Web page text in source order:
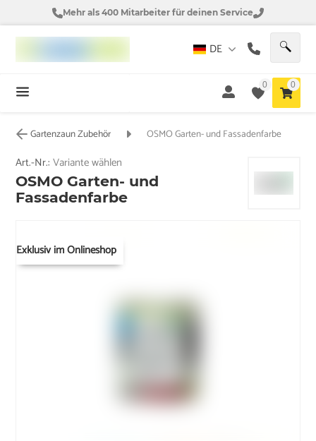
Mehr als 400 Mitarbeiter für deinen Service
DE
0 0
Gartenzaun Zubehör OSMO Garten- und Fassadenfarbe
Exklusiv im Onlineshop
Art.-Nr.:Variante wählen
OSMO Garten- und
Fassadenfarbe